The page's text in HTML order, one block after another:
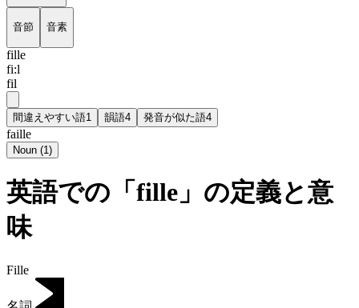
音節 音素
fille
fi:l
fil
間違えやすい語1 韻語4 発音が似た語4
faille
Noun (1)
英語での「fille」の定義と意
味
Fille
名詞